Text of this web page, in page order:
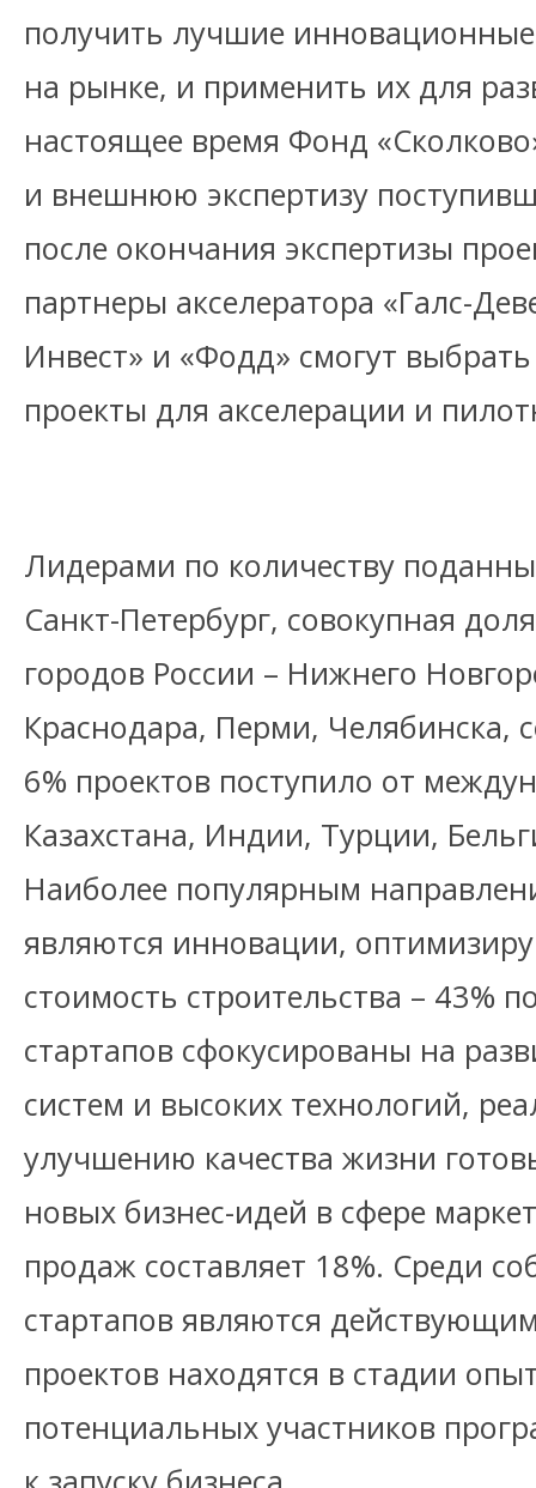
получить лучшие
на рынке, и применить их для
настоящее время Фонд
и внешнюю экспертизу
после окончания экспертизы
партнеры акселератора «Галс-
Инвест» и «Фодд» смогут
проекты для акселерации и
Лидерами по количеству
Санкт-Петербург, совокупная
городов России – Нижнего
Краснодара, Перми, Челябинска,
6% проектов поступило от
Казахстана, Индии, Турции,
Наиболее популярным
являются инновации,
стоимость строительства – 43%
стартапов сфокусированы на
систем и высоких технологий,
улучшению качества жизни
новых бизнес-идей в сфере
продаж составляет 18%. Среди
стартапов являются
проектов находятся в стадии
потенциальных участников